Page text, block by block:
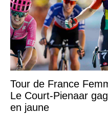
Tour de France
Le Court-Pienaar
en jaune